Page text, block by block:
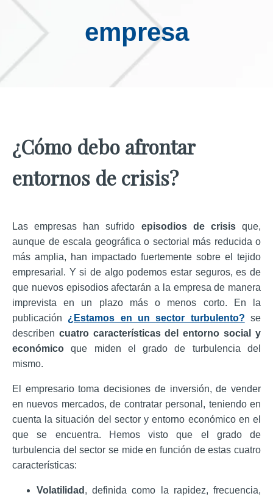
empresa
¿Cómo debo afrontar
entornos de crisis?
Las empresas han sufrido episodios de crisisque,
aunque de escala geográfica o sectorial más reducida o
más amplia, han impactado fuertemente sobre el tejido
empresarial. Y si de algo podemos estar seguros, es de
que nuevos episodios afectarán a la empresa de manera
imprevista en un plazo más o menos corto. En la
publicación ¿Estamos en un sector turbulento? se
describen cuatro características del entorno social y
económico que miden el grado de turbulencia del
mismo.
El empresario toma decisiones de inversión, de vender
en nuevos mercados, de contratar personal, teniendo en
cuenta la situación del sector y entorno económico en el
que se encuentra. Hemos visto que el grado de
turbulencia del sector se mide en función de estas cuatro
características:
Volatilidad , definida como la rapidez, frecuencia,